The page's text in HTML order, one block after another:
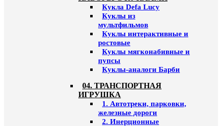
Кукла Defa Lucy
Куклы из
мультфильмов
Куклы интерактивные и
ростовые
Куклы мягконабивные и
пупсы
Куклы-аналоги Барби
04. ТРАНСПОРТНАЯ
ИГРУШКА
1. Автотреки, парковки,
железные дороги
2. Инерционные